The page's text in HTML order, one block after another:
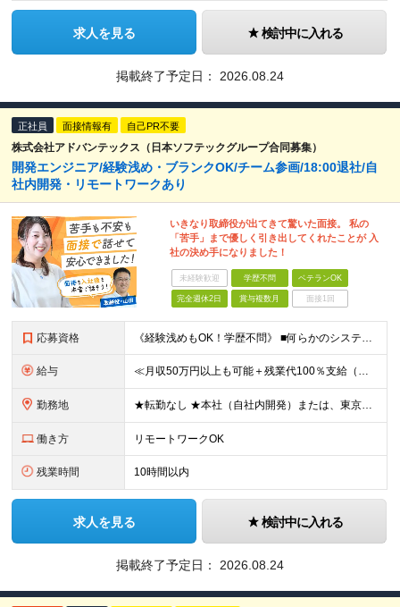
求人を見る 検討中に入れる
掲載終了予定日： 2026.08.24
正社員 面接情報有 自己PR不要
株式会社アドバンテックス（日本ソフテックグループ合同募集）
開発エンジニア/経験浅め・ブランクOK/チーム参画/18:00退社/自
社内開発・リモートワークあり
いきなり取締役が出てきて驚いた面接。 私の
「苦手」まで優しく引き出してくれたことが 入
社の決め手になりました！
未経験歓迎 学歴不問 ベテランOK
完全週休2日 賞与複数月 面接1回
応募資格 《経験浅めもOK！学歴不問》 ■何らかのシステム開発経験をお持ちの方 （開発の経験年数、業界は一切問いません） ※ブランクある方もOK！まずはお気軽にご応募ください！ 【代表窪田より】 どのような人
給与 ≪月収50万円以上も可能＋残業代100％支給（みなし残業なし）≫ ★通勤手当（月3万円まで） ★家族手当（配偶者：月1万円、子供1人：月1万円） ★社宅（自己負担約3割で入居可能） ★家賃補助（毎月最
勤務地 ★転勤なし ★本社（自社内開発）または、東京23区・横浜のプロジェクト先での勤務です 【本社】 東京都千代田区内神田3-10-8 NSFTビル ★社内受託案件も多数あり！ ★月に一度帰社日があります
働き方 リモートワークOK
残業時間 10時間以内
求人を見る 検討中に入れる
掲載終了予定日： 2026.08.24